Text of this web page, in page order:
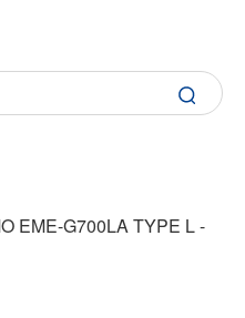
EME-G700LA TYPE L -